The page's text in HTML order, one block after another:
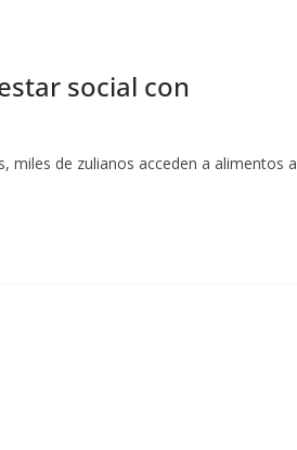
social con
miles de zulianos acceden a alimentos a